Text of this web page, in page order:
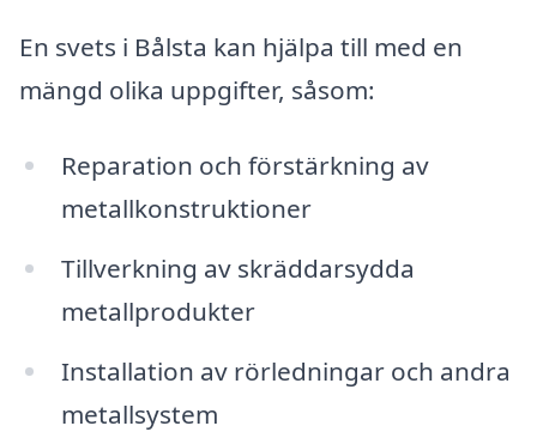
En svets i Bålsta kan hjälpa till med en
mängd olika uppgifter, såsom:
Reparation och förstärkning av
metallkonstruktioner
Tillverkning av skräddarsydda
metallprodukter
Installation av rörledningar och andra
metallsystem